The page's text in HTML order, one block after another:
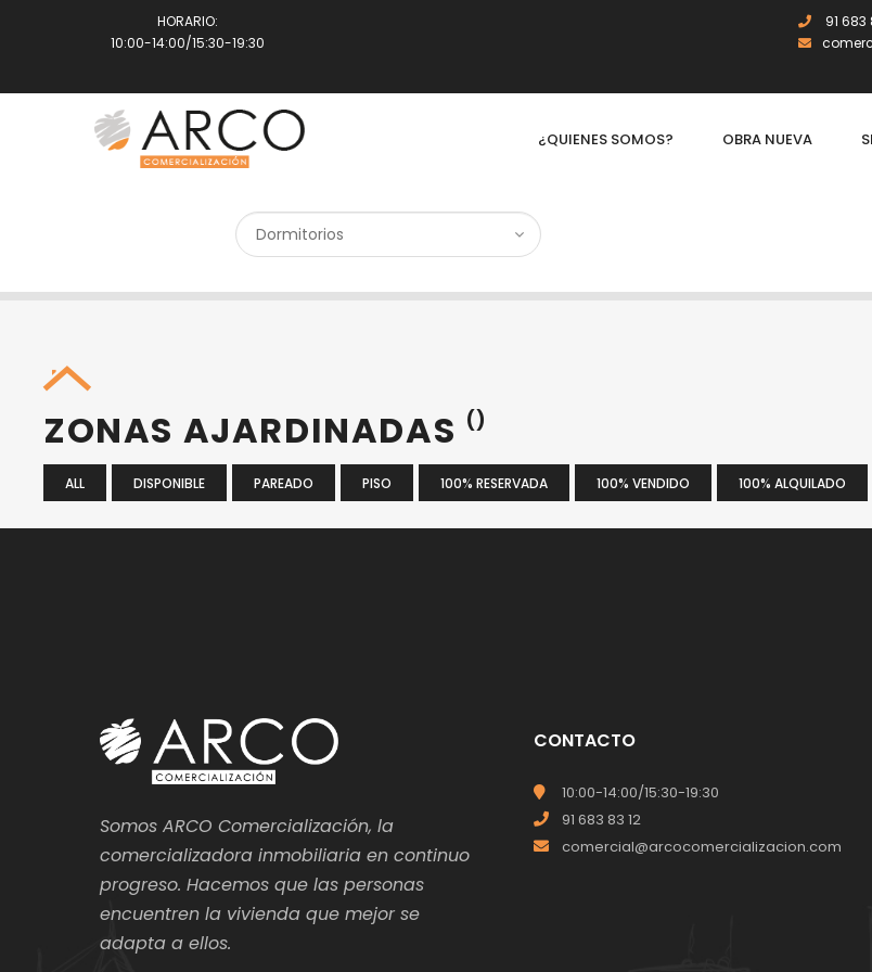
91 683
HORARIO:
10:00-14:00/15:30-19:30
¿QUIENES SOMOS? OBRA NUEVA
SEARCH PROPERTY
ZONAS AJARDINADAS ()
ALL DISPONIBLE PAREADO PISO 100% RESERVADA 100% VENDIDO 100% ALQUILADO
Somos ARCO Comercialización, la
comercializadora inmobiliaria en continuo
progreso. Hacemos que las personas
encuentren la vivienda que mejor se
adapta a ellos.
CONTACTO
10:00-14:00/15:30-19:30
91 683 83 12
comercial@arcocomercializacion.com